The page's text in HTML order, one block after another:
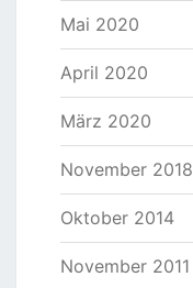
Mai 2020
April 2020
März 2020
November 2018
Oktober 2014
November 2011